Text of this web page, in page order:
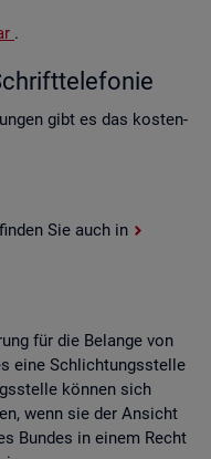
.
gibt es das kos­ten­
Sie auch in
für die Be­lan­ge von
eine Schlich­tungs­stel­le
kön­nen sich
wenn sie der An­sicht
Bun­des in einem Recht